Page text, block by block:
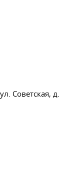
Советская, д.